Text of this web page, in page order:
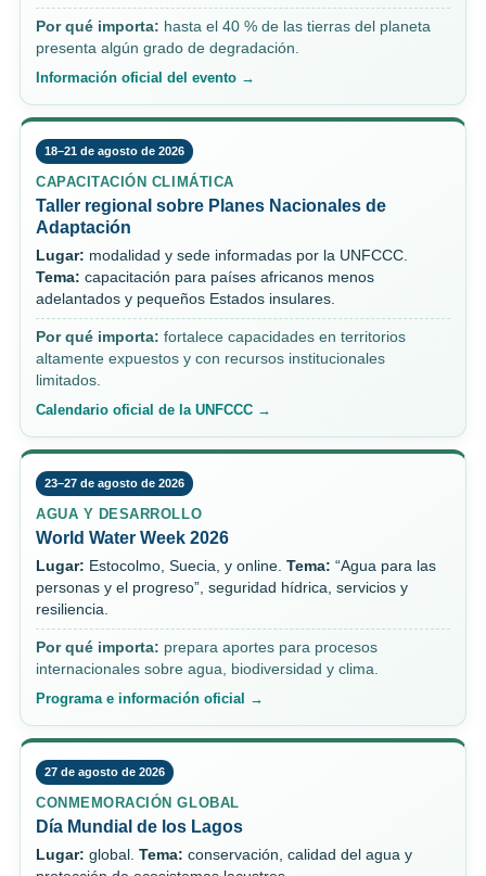
Por qué importa: hasta el 40 % de las tierras del planeta
presenta algún grado de degradación.
Información oficial del evento →
18–21 de agosto de 2026
CAPACITACIÓN CLIMÁTICA
Taller regional sobre Planes Nacionales de
Adaptación
Lugar: modalidad y sede informadas por la UNFCCC.
Tema: capacitación para países africanos menos
adelantados y pequeños Estados insulares.
Por qué importa: fortalece capacidades en territorios
altamente expuestos y con recursos institucionales
limitados.
Calendario oficial de la UNFCCC →
23–27 de agosto de 2026
AGUA Y DESARROLLO
World Water Week 2026
Lugar: Estocolmo, Suecia, y online. Tema: “Agua para las
personas y el progreso”, seguridad hídrica, servicios y
resiliencia.
Por qué importa: prepara aportes para procesos
internacionales sobre agua, biodiversidad y clima.
Programa e información oficial →
27 de agosto de 2026
CONMEMORACIÓN GLOBAL
Día Mundial de los Lagos
Lugar: global. Tema: conservación, calidad del agua y